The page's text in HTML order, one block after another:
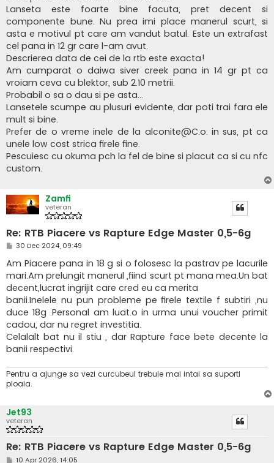
Lanseta este foarte bine facuta, pret decent si
componente bune. Nu prea imi place manerul scurt, si
asta e motivul pt care am vandut batul. Este un extrafast
cel pana in 12 gr care l-am avut.
Descrierea data de cei de la rtb este exacta!
Am cumparat o daiwa siver creek pana in 14 gr pt ca
vroiam ceva cu blektor, sub 2.10 metrii.
Probabil o sa o dau si pe asta...
Lansetele scumpe au plusuri evidente, dar poti trai fara ele
mult si bine.
Prefer de o vreme inele de la alconite@C.o. in sus, pt ca
unele low cost strica firele fine.
Pescuiesc cu okuma pch la fel de bine si placut ca si cu nfc
custom.
Zamfi
veteran
Re: RTB Piacere vs Rapture Edge Master 0,5-6g
M
s
a
j
30 Dec 2024, 09:49
Am Piacere pana in 18 g si o folosesc la pastrav pe lacurile
mari.Am prelungit manerul ,fiind scurt pt mana mea.Un bat
decent,lucrat ingrijit care cred eu ca merita
banii.Inelele nu pun probleme pe firele textile f subtiri ,nu
duce 18g .Personal am luat.o in urma unui voucher primit
cadou, dar nu regret investitia.
Celalalt bat nu il stiu , dar Rapture face bete decente la
banii respectivi.
Pentru a ajunge sa vezi curcubeul trebuie mai intai sa suporti
ploaia.
Jet93
veteran
Re: RTB Piacere vs Rapture Edge Master 0,5-6g
M
10 Apr 2026, 14:05